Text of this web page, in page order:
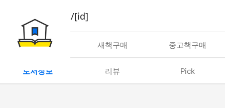
book/rent/[id]
대여 새책구매 중고책구매
도서정보 리뷰 Pick